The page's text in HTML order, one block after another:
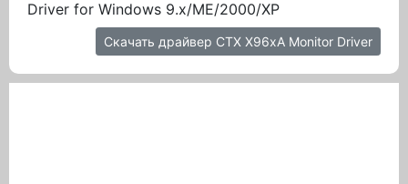
Driver for Windows 9.x/ME/2000/XP
Скачать драйвер CTX X96xA Monitor Driver